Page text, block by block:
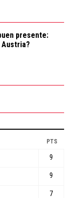
presente: